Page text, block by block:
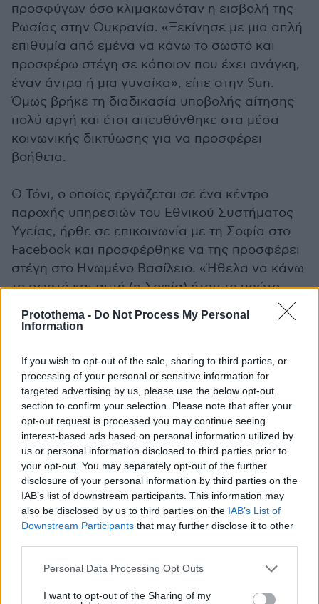
Protothema - Do Not Process My Personal
Information
If you wish to opt-out of the sale, sharing to third parties, or
processing of your personal or sensitive information for
targeted advertising by us, please use the below opt-out
section to confirm your selection. Please note that after your
opt-out request is processed you may continue seeing
interest-based ads based on personal information utilized by
us or personal information disclosed to third parties prior to
your opt-out. You may separately opt-out of the further
disclosure of your personal information by third parties on the
IAB’s list of downstream participants. This information may
also be disclosed by us to third parties on the IAB’s List of
Downstream Participants that may further disclose it to other
Please note that this website/app uses one or more Google
not limited to your visit or usage behaviour. You may click to
Personal Data Processing Opt Outs
I want to opt-out of the Sharing of my
προσφύγων όσο κλιμακωνόταν η εισβολή της
Ρωσίας στην Ουκρανία. «Ξεκίνησε με μια απλή
επιθυμία από εμένα να κάνω το σωστό και
προσφέρω στέγη σε κάποιον που έχει ανάγκη,
έναν άντρα ή μια γυναίκα», είπε στην Sun.
Όμως βρήκε τη διαδικασία υποβολής αίτησης
πολύ αργή και έτσι απευθύνθηκε στα μέσα
κοινωνικής δικτύωσης για να προσφέρει
βοήθεια.
Ο Τόνι, ο οποίος εργάζεται σε ένα κέντρο
παροχής υπηρεσιών του Εθνικού Συστήματος
Υγείας, ήρθε σε επικοινωνία με τη Σοφία στο
Facebook και προσφέρθηκε να της προσφέρει
στέγη στο Ηνωμένο Βασίλειο. «Ήθελα να κάνω
το σωστό και αυτή (η Σοφία) ήταν το πρώτο
μπήκα σε ομάδες στο Facebook για άτομα που
την Ουκρανία».
«Ο παππούς μου έφυγε από τη Ρωσία για να
ξεκινήσει μια νέα ζωή στο Ηνωμένο Βασίλειο
πριν από 60 χρόνια και χωρίς τη βοήθεια
άλλων δεν θα είχε καταφέρει να ξεκινήσει μια
νέα ζωή. Αν κάποιος είχε εισβάλει στη χώρα
μου, θα ελπίζαμε ότι ο υπόλοιπος κόσμος θα
παρέμβει για να μας βοηθήσει. Αυτό ήταν το
μόνο που ήθελα να κάνω, αλλά τα πράγματα
πήραν μια πολύ απροσδόκητη τροπή».